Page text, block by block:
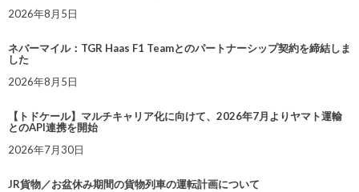
2026年8月5日
ネバーマイル：TGR Haas F1 Teamとのパートナーシップ契約を締結しま
した
2026年8月5日
【トドケール】マルチキャリア化に向けて、2026年7月よりヤマト運輸
とのAPI連携を開始
2026年7月30日
JR貨物／お盆休み期間の貨物列車の運転計画について